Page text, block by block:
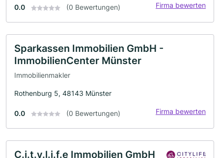
0.0 (0 Bewertungen) Firma bewerten
Sparkassen Immobilien GmbH -
ImmobilienCenter Münster
Immobilienmakler
Rothenburg 5, 48143 Münster
0.0 (0 Bewertungen) Firma bewerten
C.i.t.y.l.i.f.e Immobilien GmbH